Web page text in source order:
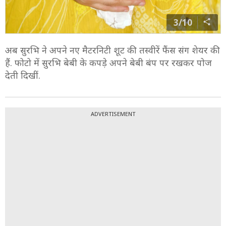
3/10
अब सुरभि ने अपने नए मैटरनिटी शूट की तस्वीरें फैंस संग शेयर की
हैं. फोटो में सुरभि बेबी के कपड़े अपने बेबी बंप पर रखकर पोज
देती दिखीं.
ADVERTISEMENT